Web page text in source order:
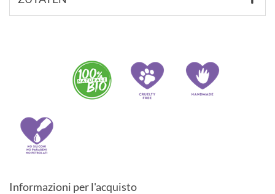
Informazioni per l'acquisto